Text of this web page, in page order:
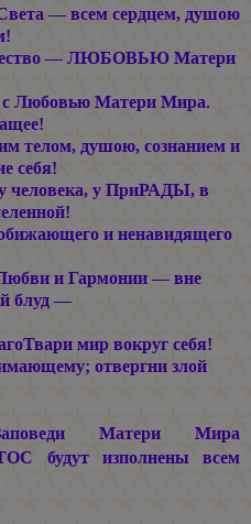
— всем сердцем, душою
— ЛЮБОВЬЮ Матери
с Любовью Матери Мира.
телом, душою, сознанием и
себя!
человека, у ПриРАДЫ, в
и ненавидящего
и Гармонии — вне
блуд —
мир вокруг себя!
отвергни злой
Матери Мира
будут изполнены всем